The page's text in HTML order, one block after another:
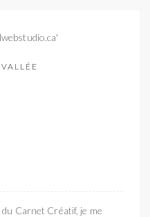
Carnet Créatif, je me